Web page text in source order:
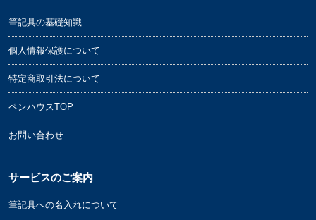
筆記具の基礎知識
個人情報保護について
特定商取引法について
ペンハウスTOP
お問い合わせ
サービスのご案内
筆記具への名入れについて